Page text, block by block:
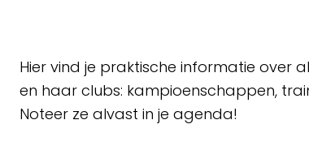
Hier vind je praktische informatie over
en haar clubs: kampioenschappen,
Noteer ze alvast in je agenda!